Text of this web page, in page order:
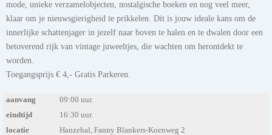
mode, unieke verzamelobjecten, nostalgische boeken en nog veel meer,
klaar om je nieuwsgierigheid te prikkelen. Dit is jouw ideale kans om de
innerlijke schattenjager in jezelf naar boven te halen en te dwalen door een
betoverend rijk van vintage juweeltjes, die wachten om herontdekt te
worden.
Toegangsprijs € 4,- Gratis Parkeren.
aanvang
09:00 uur.
eindtijd
16:30 uur.
locatie
Hanzehal, Fanny Blankers-Koenweg 2